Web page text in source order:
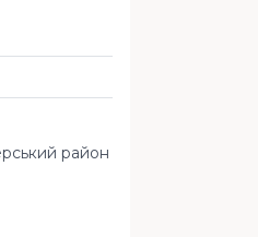
район